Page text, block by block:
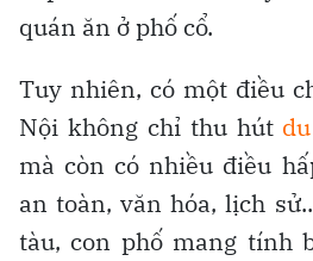
quán ăn ở phố cổ.
Tuy nhiên, có một điều
Nội không chỉ thu hút
mà còn có nhiều điều
an toàn, văn hóa, lịch
tàu, con phố mang tính